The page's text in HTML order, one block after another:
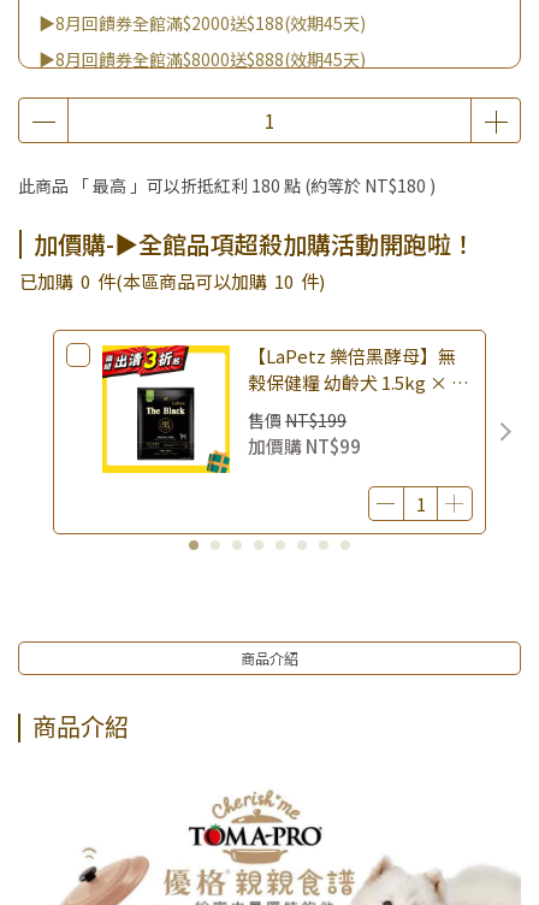
▶8月回饋券全館滿$2000送$188(效期45天)
▶8月回饋券全館滿$8000送$888(效期45天)
▶消費滿999｜享超值價$299加購BIO UP面膜
▶全館不限消費金額｜享超值價$19起 加購自然主義嚐鮮試吃
▶王國加購活動 訂單享超值優惠價加購好物
▶全館品項超殺加購活動開跑啦！
▶夏祭好禮｜購買犬貓乾溼糧，滿額享好禮5選3 (限量贈完為
止)
▶優格｜犬乾糧買就送吃貨拼盤犬主食餐盒 (限量贈完為止)
此商品 「 最高 」可以折抵紅利 180 點 (約等於 NT$180 )
加價購-▶全館品項超殺加購活動開跑啦！
已加購 0 件(本區商品可以加購 10 件)
【LaPetz 樂倍黑酵母】無
榖保健糧 幼齡犬 1.5kg × 包
｜(廠效期20260818) 狗乾糧
狗飼料 幼犬飼料 無穀配方｜
即期品
售價 NT$199
加價購NT$99
商品介紹
商品介紹